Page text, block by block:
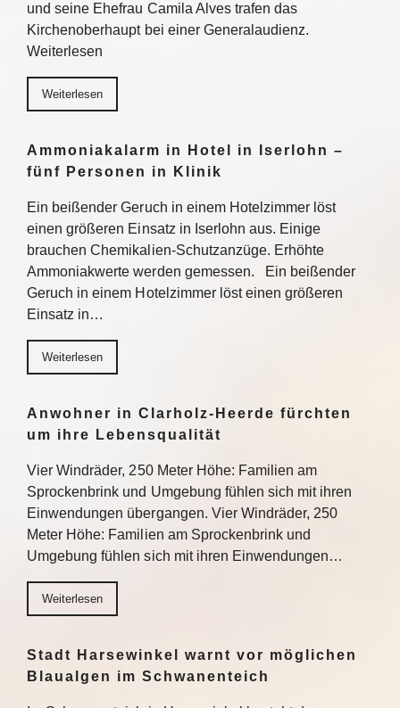
und seine Ehefrau Camila Alves trafen das
Kirchenoberhaupt bei einer Generalaudienz.
Weiterlesen
Weiterlesen
Ammoniakalarm in Hotel in Iserlohn –
fünf Personen in Klinik
Ein beißender Geruch in einem Hotelzimmer löst
einen größeren Einsatz in Iserlohn aus. Einige
brauchen Chemikalien-Schutzanzüge. Erhöhte
Ammoniakwerte werden gemessen. Ein beißender
Geruch in einem Hotelzimmer löst einen größeren
Einsatz in…
Weiterlesen
Anwohner in Clarholz-Heerde fürchten
um ihre Lebensqualität
Vier Windräder, 250 Meter Höhe: Familien am
Sprockenbrink und Umgebung fühlen sich mit ihren
Einwendungen übergangen. Vier Windräder, 250
Meter Höhe: Familien am Sprockenbrink und
Umgebung fühlen sich mit ihren Einwendungen…
Weiterlesen
Stadt Harsewinkel warnt vor möglichen
Blaualgen im Schwanenteich